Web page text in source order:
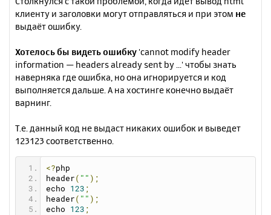
б
щ
е
е
клиенту и заголовки могут отправляться и при этом не
выдаёт ошибку.
Хотелось бы видеть ошибку 'cannot modify header
information — headers already sent by ...' чтобы знать
наверняка где ошибка, но она игнорируется и код
выполняется дальше. А на хостинге конечно выдаёт
варнинг.
Т.е. данный код не выдаст никаких ошибок и выведет
123123 соответственно.
<?php
header ( "" );
echo 123 ;
header ( "" );
echo 123 ;